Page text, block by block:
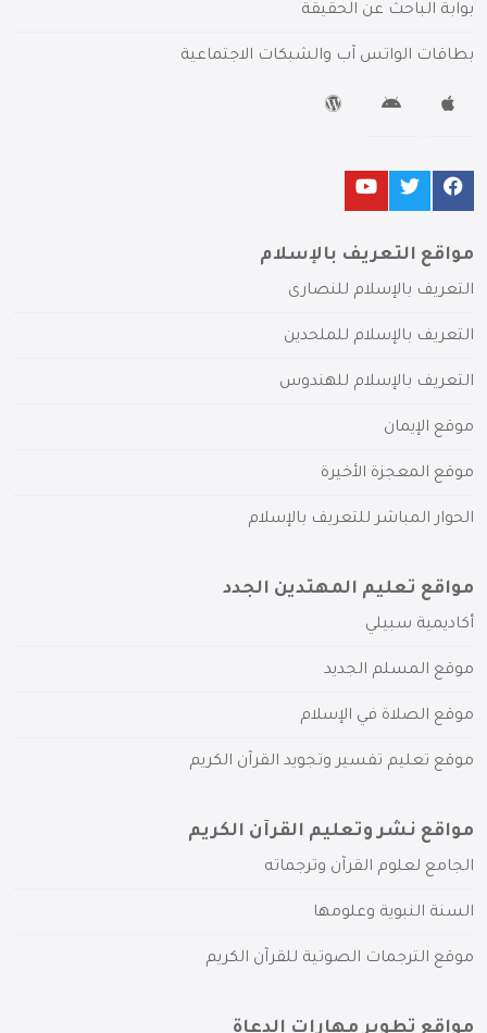
بوابة الباحث عن الحقيقة
بطاقات الواتس آب والشبكات الاجتماعية
مواقع التعريف بالإسلام
التعريف بالإسلام للنصارى
التعريف بالإسلام للملحدين
التعريف بالإسلام للهندوس
موقع الإيمان
موقع المعجزة الأخيرة
الحوار المباشر للتعريف بالإسلام
مواقع تعليم المهتدين الجدد
أكاديمية سبيلي
موقع المسلم الجديد
موقع الصلاة في الإسلام
موقع تعليم تفسير وتجويد القرآن الكريم
مواقع نشر وتعليم القرآن الكريم
الجامع لعلوم القرآن وترجماته
السنة النبوية وعلومها
موقع الترجمات الصوتية للقرآن الكريم
مواقع تطوير مهارات الدعاة